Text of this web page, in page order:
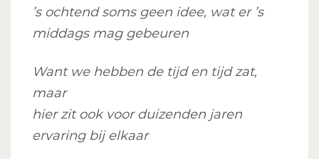
’s ochtend soms geen idee, wat er ’s
middags mag gebeuren
Want we hebben de tijd en tijd zat,
maar
hier zit ook voor duizenden jaren
ervaring bij elkaar